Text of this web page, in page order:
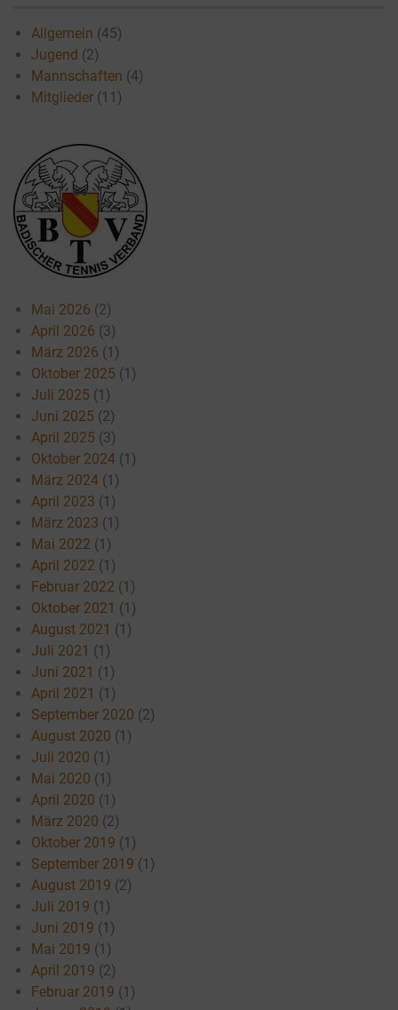
Allgemein (45)
Jugend (2)
Mannschaften (4)
Mitglieder (11)
Mai 2026 (2)
April 2026 (3)
März 2026 (1)
Oktober 2025 (1)
Juli 2025 (1)
Juni 2025 (2)
April 2025 (3)
Oktober 2024 (1)
März 2024 (1)
April 2023 (1)
März 2023 (1)
Mai 2022 (1)
April 2022 (1)
Februar 2022 (1)
Oktober 2021 (1)
August 2021 (1)
Juli 2021 (1)
Juni 2021 (1)
April 2021 (1)
September 2020 (2)
August 2020 (1)
Juli 2020 (1)
Mai 2020 (1)
April 2020 (1)
März 2020 (2)
Oktober 2019 (1)
September 2019 (1)
August 2019 (2)
Juli 2019 (1)
Juni 2019 (1)
Mai 2019 (1)
April 2019 (2)
Februar 2019 (1)